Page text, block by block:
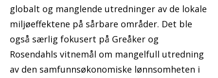
globalt og manglende utredninger av de lokale
miljøeffektene på sårbare områder. Det ble
også særlig fokusert på Greåker og
Rosendahls vitnemål om mangelfull utredning
av den samfunnsøkonomiske lønnsomheten i